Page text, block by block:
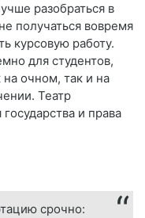
разобраться в
получаться вовремя
курсовую работу.
для студентов,
очном, так и на
Театр
и права
срочно: